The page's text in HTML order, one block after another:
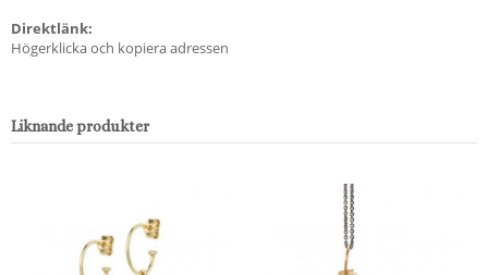
Direktlänk:
Högerklicka och kopiera adressen
Liknande produkter